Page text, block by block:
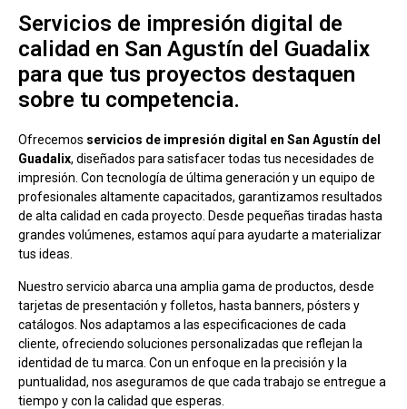
Servicios de impresión digital de
calidad en San Agustín del Guadalix
para que tus proyectos destaquen
sobre tu competencia.
Ofrecemos servicios de impresión digital en San Agustín del
Guadalix, diseñados para satisfacer todas tus necesidades de
impresión. Con tecnología de última generación y un equipo de
profesionales altamente capacitados, garantizamos resultados
de alta calidad en cada proyecto. Desde pequeñas tiradas hasta
grandes volúmenes, estamos aquí para ayudarte a materializar
tus ideas.
Nuestro servicio abarca una amplia gama de productos, desde
tarjetas de presentación y folletos, hasta banners, pósters y
catálogos. Nos adaptamos a las especificaciones de cada
cliente, ofreciendo soluciones personalizadas que reflejan la
identidad de tu marca. Con un enfoque en la precisión y la
puntualidad, nos aseguramos de que cada trabajo se entregue a
tiempo y con la calidad que esperas.